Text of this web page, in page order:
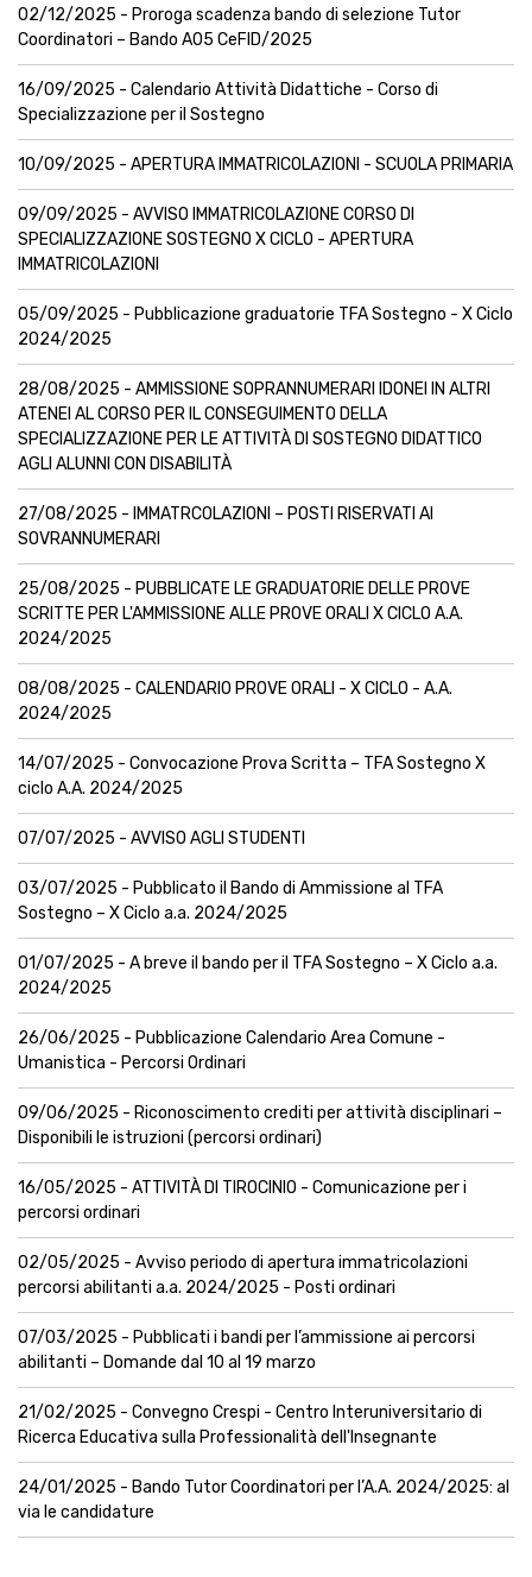
02/12/2025 - Proroga scadenza bando di selezione Tutor
Coordinatori – Bando A05 CeFID/2025
16/09/2025 - Calendario Attività Didattiche - Corso di
Specializzazione per il Sostegno
10/09/2025 - APERTURA IMMATRICOLAZIONI - SCUOLA PRIMARIA
09/09/2025 - AVVISO IMMATRICOLAZIONE CORSO DI
SPECIALIZZAZIONE SOSTEGNO X CICLO - APERTURA
IMMATRICOLAZIONI
05/09/2025 - Pubblicazione graduatorie TFA Sostegno - X Ciclo
2024/2025
28/08/2025 - AMMISSIONE SOPRANNUMERARI IDONEI IN ALTRI
ATENEI AL CORSO PER IL CONSEGUIMENTO DELLA
SPECIALIZZAZIONE PER LE ATTIVITÀ DI SOSTEGNO DIDATTICO
AGLI ALUNNI CON DISABILITÀ
27/08/2025 - IMMATRCOLAZIONI – POSTI RISERVATI AI
SOVRANNUMERARI
25/08/2025 - PUBBLICATE LE GRADUATORIE DELLE PROVE
SCRITTE PER L'AMMISSIONE ALLE PROVE ORALI X CICLO A.A.
2024/2025
08/08/2025 - CALENDARIO PROVE ORALI - X CICLO - A.A.
2024/2025
14/07/2025 - Convocazione Prova Scritta – TFA Sostegno X
ciclo A.A. 2024/2025
07/07/2025 - AVVISO AGLI STUDENTI
03/07/2025 - Pubblicato il Bando di Ammissione al TFA
Sostegno – X Ciclo a.a. 2024/2025
01/07/2025 - A breve il bando per il TFA Sostegno – X Ciclo a.a.
2024/2025
26/06/2025 - Pubblicazione Calendario Area Comune -
Umanistica - Percorsi Ordinari
09/06/2025 - Riconoscimento crediti per attività disciplinari –
Disponibili le istruzioni (percorsi ordinari)
16/05/2025 - ATTIVITÀ DI TIROCINIO - Comunicazione per i
percorsi ordinari
02/05/2025 - Avviso periodo di apertura immatricolazioni
percorsi abilitanti a.a. 2024/2025 - Posti ordinari
07/03/2025 - Pubblicati i bandi per l’ammissione ai percorsi
abilitanti – Domande dal 10 al 19 marzo
21/02/2025 - Convegno Crespi - Centro Interuniversitario di
Ricerca Educativa sulla Professionalità dell'Insegnante
24/01/2025 - Bando Tutor Coordinatori per l’A.A. 2024/2025: al
via le candidature